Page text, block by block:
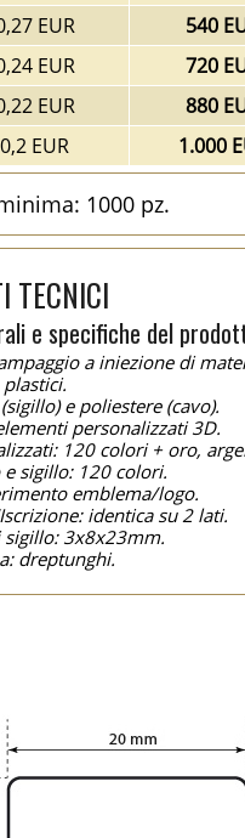
EUR
540
EUR
720
EUR
880
0,2 EUR 1.000
1000 pz.
TECNICI
e specifiche del
a iniezione di
plastici.
e poliestere (cavo).
personalizzati 3D.
120 colori + oro,
e sigillo: 120 colori.
emblema/logo.
identica su 2 lati.
3x8x23mm.
dreptunghi.